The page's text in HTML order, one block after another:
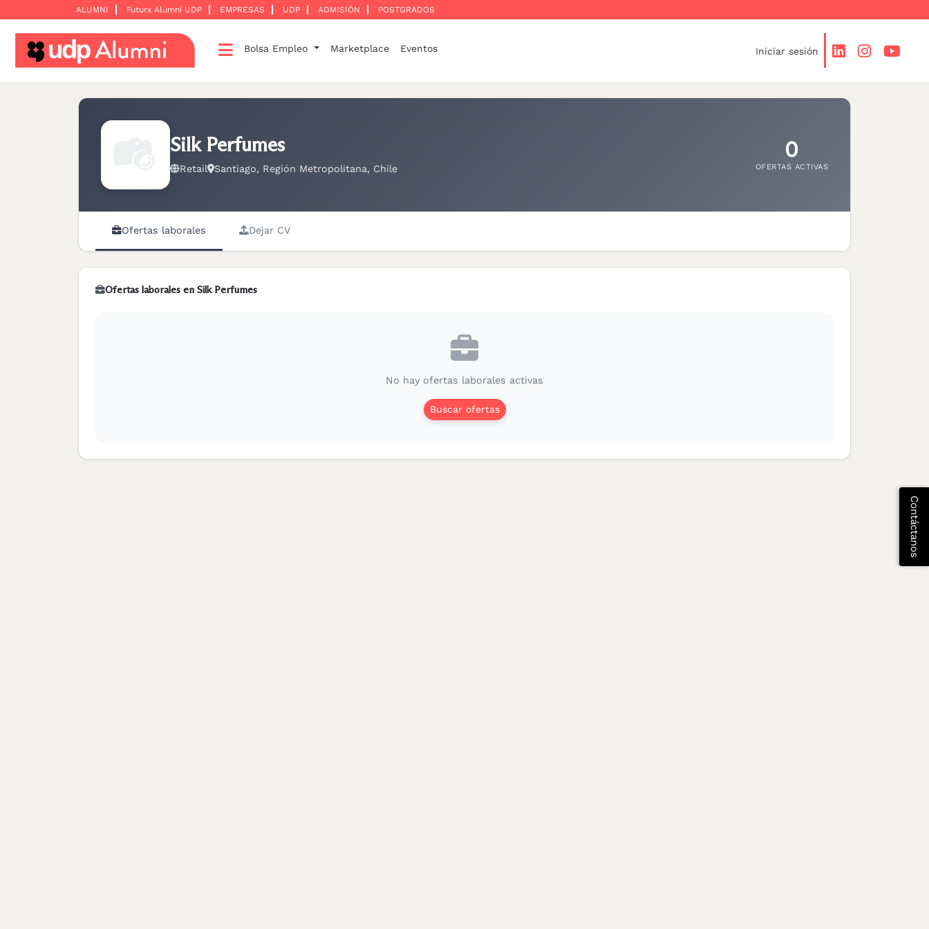
ALUMNI Futurx Alumni UDP EMPRESAS UDP ADMISIÓN POSTGRADOS
Bolsa Empleo Marketplace Eventos Iniciar sesión
Desarrollo
Construyamos
Silk Perfumes
Retail Santiago, Región Metropolitana, Chile
0
OFERTAS ACTIVAS
Ofertas laborales Dejar CV
Ofertas laborales en Silk Perfumes
No hay ofertas laborales activas
Buscar ofertas
Contáctanos